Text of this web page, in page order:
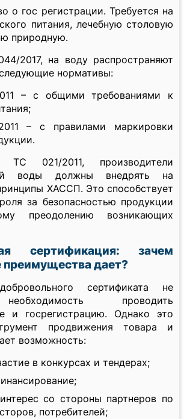
о гос регистрации. Требуется на
питания, лечебную столовую
природную.
2017, на воду распространяют
нормативы:
– с общими требованиями к
– с правилами маркировки
021/2011, производители
воды должны внедрять на
ХАССП. Это способствует
за безопасностью продукции
преодолению возникающих
сертификация: зачем
преимущества дает?
сертификата не
проводить
и госрегистрацию. Однако это
продвижения товара и
возможность:
в конкурсах и тендерах;
со стороны партнеров по
потребителей;